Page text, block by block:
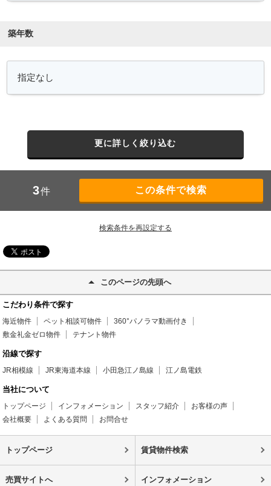
築年数
更に詳しく絞り込む
3件
検索条件を再設定する
このページの先頭へ
こだわり条件で探す
海近物件 ペット相談可物件
360°パノラマ動画付き
敷金礼金ゼロ物件
テナント物件
沿線で探す
JR相模線 JR東海道本線 小田急江ノ島線 江ノ島電鉄
当社について
トップページ インフォメーション スタッフ紹介
お客様の声
会社概要
よくある質問 お問合せ
トップページ 賃貸物件検索
売買サイトへ インフォメーション